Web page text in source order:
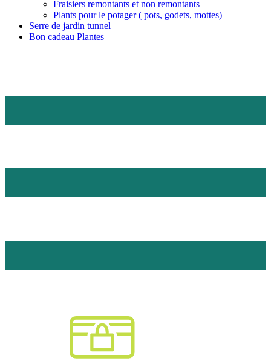
Fraisiers remontants et non remontants
Plants pour le potager ( pots, godets, mottes)
Serre de jardin tunnel
Bon cadeau Plantes